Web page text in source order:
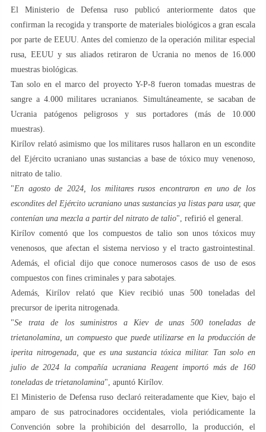
El Ministerio de Defensa ruso publicó anteriormente datos que
confirman la recogida y transporte de materiales biológicos a gran escala
por parte de EEUU. Antes del comienzo de la operación militar especial
rusa, EEUU y sus aliados retiraron de Ucrania no menos de 16.000
muestras biológicas.
Tan solo en el marco del proyecto Y-P-8 fueron tomadas muestras de
sangre a 4.000 militares ucranianos. Simultáneamente, se sacaban de
Ucrania patógenos peligrosos y sus portadores (más de 10.000
muestras).
Kirílov relató asimismo que los militares rusos hallaron en un escondite
del Ejército ucraniano unas sustancias a base de tóxico muy venenoso,
nitrato de talio.
"En agosto de 2024, los militares rusos encontraron en uno de los
escondites del Ejército ucraniano unas sustancias ya listas para usar, que
contenían una mezcla a partir del nitrato de talio", refirió el general.
Kirílov comentó que los compuestos de talio son unos tóxicos muy
venenosos, que afectan el sistema nervioso y el tracto gastrointestinal.
Además, el oficial dijo que conoce numerosos casos de uso de esos
compuestos con fines criminales y para sabotajes.
Además, Kirílov relató que Kiev recibió unas 500 toneladas del
precursor de iperita nitrogenada.
"Se trata de los suministros a Kiev de unas 500 toneladas de
trietanolamina, un compuesto que puede utilizarse en la producción de
iperita nitrogenada, que es una sustancia tóxica militar. Tan solo en
julio de 2024 la compañía ucraniana Reagent importó más de 160
toneladas de trietanolamina", apuntó Kirílov.
El Ministerio de Defensa ruso declaró reiteradamente que Kiev, bajo el
amparo de sus patrocinadores occidentales, viola periódicamente la
Convención sobre la prohibición del desarrollo, la producción, el